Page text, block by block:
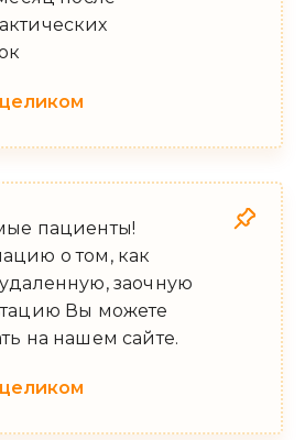
пациенты!
о том, как
заочную
Вы можете
на нашем сайте.